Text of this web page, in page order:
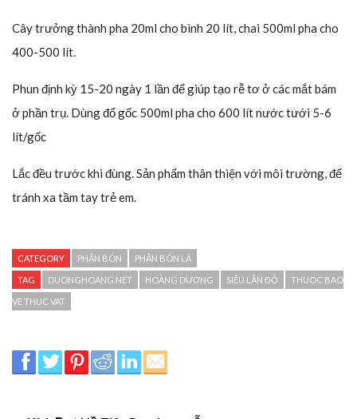
Cây trưởng thành pha 20ml cho bình 20 lít, chai 500ml pha cho
400-500 lít.
Phun định kỳ 15-20 ngày 1 lần để giúp tạo rễ tơ ở các mắt bám
ở phần trụ. Dùng đổ gốc 500ml pha cho 600 lít nước tưới 5-6
lít/gốc
Lắc đều trước khi đùng. Sản phẩm thân thiện với môi trường, để
tránh xa tầm tay trẻ em.
CATEGORY PHÂN BÓN PHÂN BÓN LÁ
TAG DUONGHOANG.NET HOÀNG DƯƠNG SIÊU LÂN ĐỎ THUOC BAO
VE THUC VAT